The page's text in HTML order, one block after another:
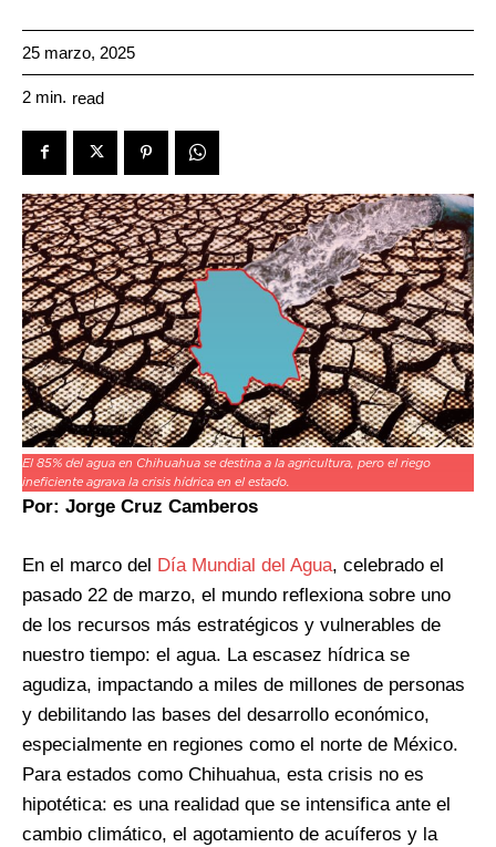
25 marzo, 2025
2 min. read
El 85% del agua en Chihuahua se destina a la agricultura, pero el riego
ineficiente agrava la crisis hídrica en el estado.
Por: Jorge Cruz Camberos
En el marco del Día Mundial del Agua, celebrado el
pasado 22 de marzo, el mundo reflexiona sobre uno
de los recursos más estratégicos y vulnerables de
nuestro tiempo: el agua. La escasez hídrica se
agudiza, impactando a miles de millones de personas
y debilitando las bases del desarrollo económico,
especialmente en regiones como el norte de México.
Para estados como Chihuahua, esta crisis no es
hipotética: es una realidad que se intensifica ante el
cambio climático, el agotamiento de acuíferos y la